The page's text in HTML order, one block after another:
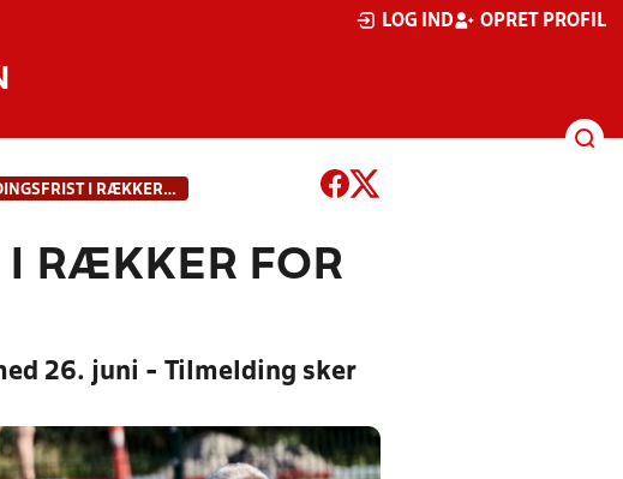
LOG IND OPRET PROFIL
FORLÆNGET TILMELDINGSFRIST I RÆKKER FOR ÆLDRE
I RÆKKER FOR
26. juni - Tilmelding sker